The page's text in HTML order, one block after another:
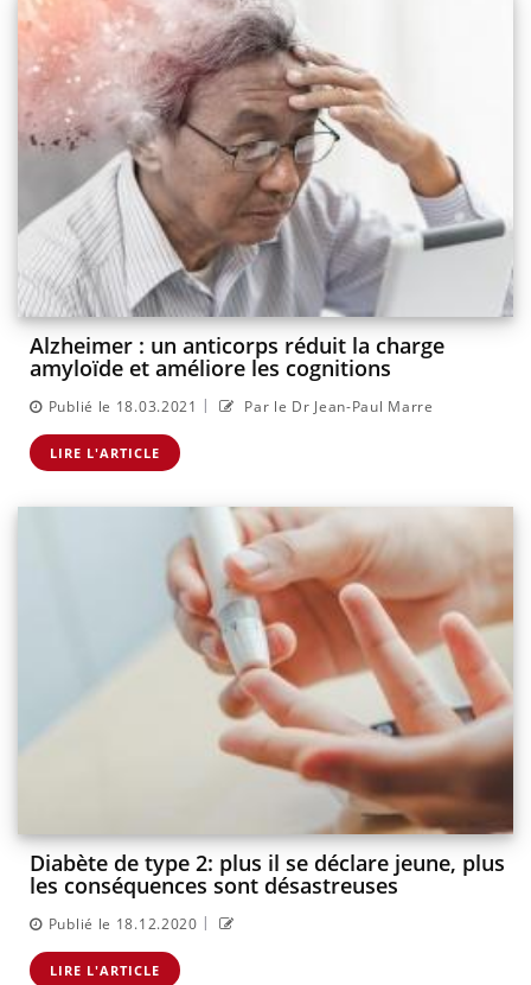
Alzheimer : un anticorps réduit la charge
amyloïde et améliore les cognitions
Publié le 18.03.2021 | Par le Dr Jean-Paul Marre
LIRE L'ARTICLE
Diabète de type 2: plus il se déclare jeune, plus
les conséquences sont désastreuses
Publié le 18.12.2020 |
LIRE L'ARTICLE